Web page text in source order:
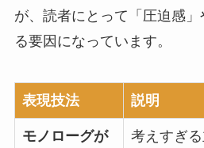
が、読者にとって 「圧迫感
る要因になっています。
表現技法 説明
モノローグが
考えすぎ